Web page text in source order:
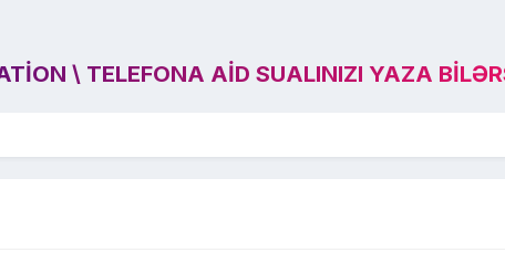
\ TELEFONA AID SUALINIZI YAZA